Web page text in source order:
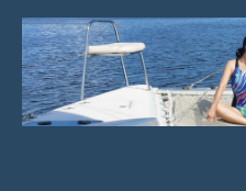
Skip
content